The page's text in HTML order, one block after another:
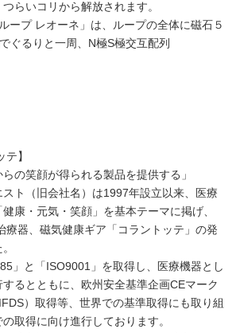
らいコリから解放されます。
ープ レオーネ」は、ループの全体に磁石５
ぐるりと一周、N極S極交互配列
テ】
らの笑顔が得られる製品を提供する」
ト（旧会社名）は1997年設立以来、医療
康・元気・笑顔」を基本テーマに掲げ、
療器、磁気健康ギア「コラントッテ」の発
」と「ISO9001」を取得し、医療機器とし
るとともに、欧州安全基準企画CEマーク
）取得等、世界での基準取得にも取り組
取得に向け進行しております。